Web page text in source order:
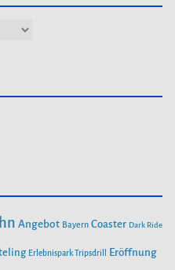
Angebot Bayern Coaster Dark Ride
Erlebnispark Tripsdrill Eröffnung